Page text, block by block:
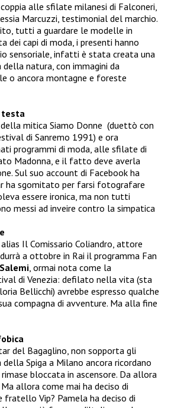
alle sfilate milanesi di Falconeri,
Marcuzzi, testimonial del marchio.
tutti a guardare le modelle in
dei capi di moda, i presenti hanno
sensoriale, infatti è stata creata una
natura, con immagini da
o ancora montagne e foreste
testa
mitica Siamo Donne (duettò con
di Sanremo 1991) e ora
programmi di moda, alle sfilate di
Madonna, e il fatto deve averla
Sul suo account di Facebook ha
ha sgomitato per farsi fotografare
essere ironica, ma non tutti
messi ad inveire contro la simpatica
alias Il Comissario Coliandro, attore
a ottobre in Rai il programma Fan
, ormai nota come la
di Venezia: defilato nella vita (sta
Bellicchi) avrebbe espresso qualche
compagna di avventure. Ma alla fine
del Bagaglino, non sopporta gli
della Spiga a Milano ancora ricordano
bloccata in ascensore. Da allora
allora come mai ha deciso di
fratello Vip? Pamela ha deciso di